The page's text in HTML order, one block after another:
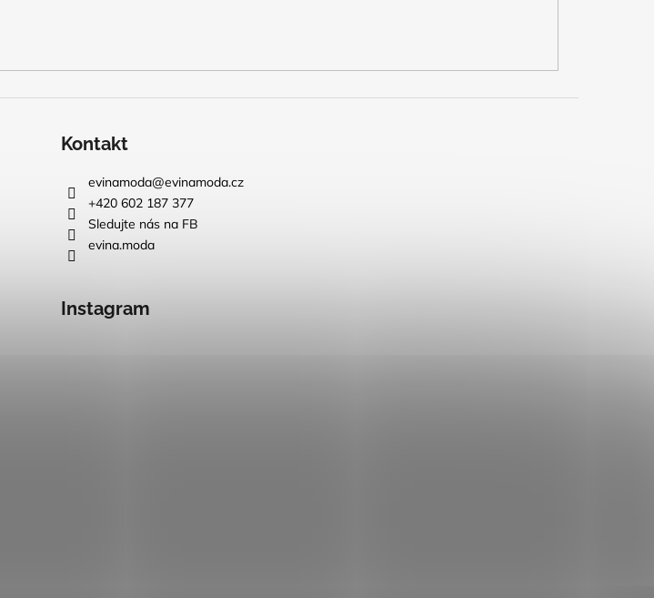
Kontakt
evinamoda@evinamoda.cz
+420 602 187 377
Sledujte nás na FB
evina.moda
Instagram